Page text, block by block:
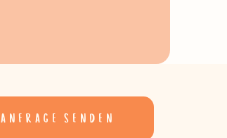
anfrage senden